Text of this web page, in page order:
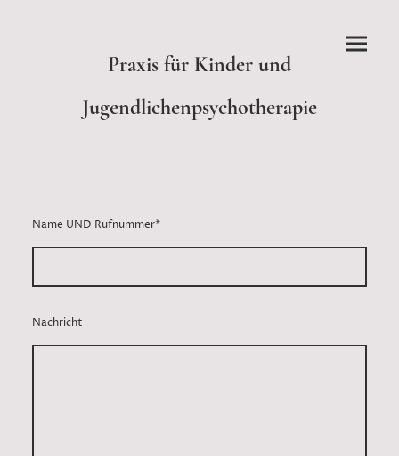
Praxis für Kinder und
Jugendlichenpsychotherapie
Name UND Rufnummer*
Nachricht